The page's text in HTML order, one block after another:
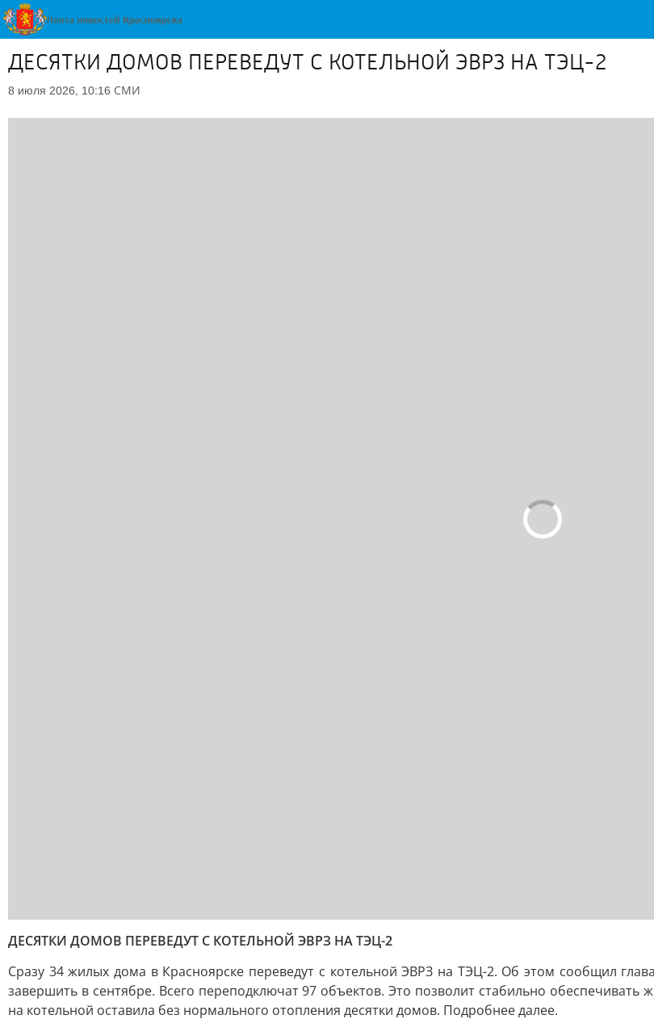
ДЕСЯТКИ ДОМОВ ПЕРЕВЕДУТ С КОТЕЛЬНОЙ ЭВРЗ НА ТЭЦ-2
8 июля 2026, 10:16 СМИ
ДЕСЯТКИ ДОМОВ ПЕРЕВЕДУТ С КОТЕЛЬНОЙ ЭВРЗ НА ТЭЦ-2
Сразу 34 жилых дома в Красноярске переведут с котельной ЭВРЗ на ТЭЦ-2. Об этом сообщил
завершить в сентябре. Всего переподключат 97 объектов. Это позволит стабильно
на котельной оставила без нормального отопления десятки домов. Подробнее далее.